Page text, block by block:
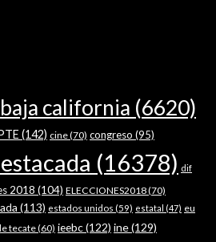
baja california (6620)
(142) cine(70) congreso (95)
(16378) dif
2018 (104) ELECCIONES2018(70)
(113) estados unidos (59) estatal (47) eu
tecate(60) ieebc(122) ine(129)